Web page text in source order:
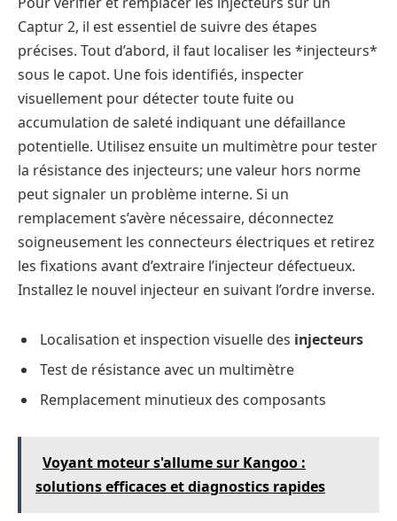
Captur 2, il est essentiel de suivre des étapes
précises. Tout d’abord, il faut localiser les *injecteurs*
sous le capot. Une fois identifiés, inspecter
visuellement pour détecter toute fuite ou
accumulation de saleté indiquant une défaillance
potentielle. Utilisez ensuite un multimètre pour tester
la résistance des injecteurs; une valeur hors norme
peut signaler un problème interne. Si un
remplacement s’avère nécessaire, déconnectez
soigneusement les connecteurs électriques et retirez
les fixations avant d’extraire l’injecteur défectueux.
Installez le nouvel injecteur en suivant l’ordre inverse.
Localisation et inspection visuelle des injecteurs
Test de résistance avec un multimètre
Remplacement minutieux des composants
Voyant moteur s'allume sur Kangoo :
solutions efficaces et diagnostics rapides